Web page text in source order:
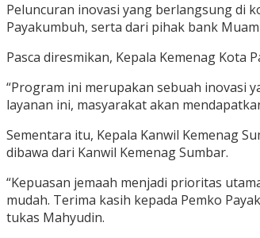
Peluncuran inovasi yang berlangsung di
Payakumbuh, serta dari pihak bank
Pasca diresmikan, Kepala Kemenag Kota
“Program ini merupakan sebuah inovasi
layanan ini, masyarakat akan
Sementara itu, Kepala Kanwil Kemenag
dibawa dari Kanwil Kemenag Sumbar.
“Kepuasan jemaah menjadi prioritas
mudah. Terima kasih kepada Pemko
tukas Mahyudin.